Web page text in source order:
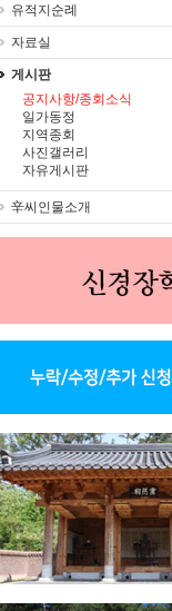
유적지순례
자료실
게시판
공지사항/종회소식
일가동정
지역종회
사진갤러리
자유게시판
辛씨인물소개